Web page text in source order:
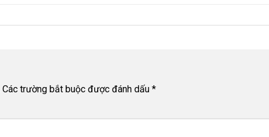
Các trường bắt buộc được đánh dấu *